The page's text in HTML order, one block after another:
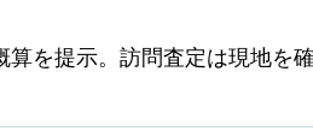
を提示。訪問査定は現地を